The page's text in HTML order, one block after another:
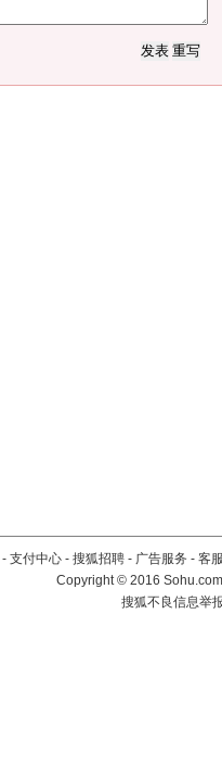
- 支付中心 - 搜狐招聘 - 广告服务 - 客
Copyright©2016
搜狐不良信息举